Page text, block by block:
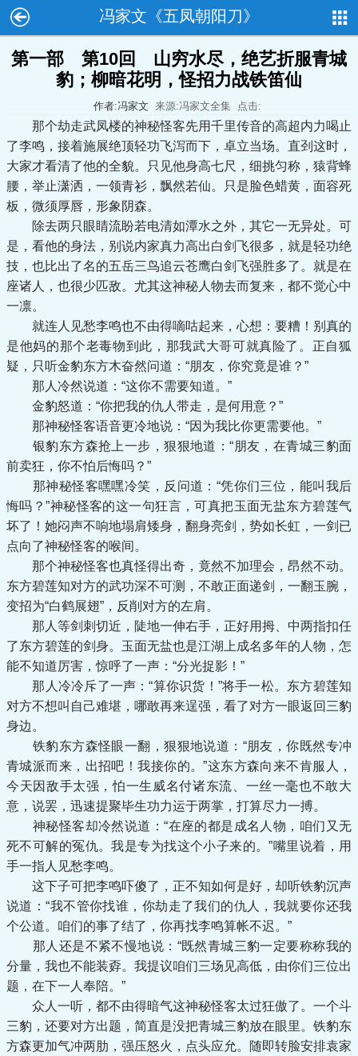
冯家文《五凤朝阳刀》
第一部 第10回 山穷水尽，绝艺折服青城
豹；柳暗花明，怪招力战铁笛仙
作者:冯家文 来源:冯家文全集 点击:
那个劫走武凤楼的神秘怪客先用千里传音的高超内力喝止
了李鸣，接着施展绝顶轻功飞泻而下，卓立当场。直刭这时，
大家才看清了他的全貌。只见他身高七尺，细挑匀称，猿背蜂
腰，举止潇洒，一领青衫，飘然若仙。只是脸色蜡黄，面容死
板，微须厚唇，形象阴森。
除去两只眼睛流盼若电清如潭水之外，其它一无异处。可
是，看他的身法，别说内家真力高出白剑飞很多，就是轻功绝
技，也比出了名的五岳三鸟追云苍鹰白剑飞强胜多了。就是在
座诸人，也很少匹敌。尤其这神秘人物去而复来，都不觉心中
一凛。
就连人见愁李鸣也不由得嘀咕起来，心想：要糟！别真的
是他妈的那个老毒物到此，那我武大哥可就真险了。正自狐
疑，只听金豹东方木奋然问道：“朋友，你究竟是谁？”
那人冷然说道：“这你不需要知道。”
金豹怒道：“你把我的仇人带走，是何用意？”
那神秘怪客语音更冷地说：“因为我比你更需要他。”
银豹东方森抢上一步，狠狠地道：“朋友，在青城三豹面
前卖狂，你不怕后悔吗？”
那神秘怪客嘿嘿冷笑，反问道：“凭你们三位，能叫我后
悔吗？”神秘怪客的这一句狂言，可真把玉面无盐东方碧莲气
坏了！她闷声不响地塌肩矮身，翻身亮剑，势如长虹，一剑已
点向了神秘怪客的喉间。
那个神秘怪客也真怪得出奇，竟然不加理会，昂然不动。
东方碧莲知对方的武功深不可测，不敢正面递剑，一翻玉腕，
变招为“白鹤展翅”，反削对方的左肩。
那人等剑刺切近，陡地一伸右手，正好用拇、中两指扣任
了东方碧莲的剑身。玉面无盐也是江湖上成名多年的人物，怎
能不知道厉害，惊呼了一声：“分光捉影！”
那人冷冷斥了一声：“算你识货！”将手一松。东方碧莲知
对方不想叫自己难堪，哪敢再来逞强，看了对方一眼返回三豹
身边。
铁豹东方森怪眼一翻，狠狠地说道：“朋友，你既然专冲
青城派而来，出招吧！我接你的。”这东方森向来不肯服人，
今天因敌手太强，怕一生威名付诸东流、一丝一毫也不敢大
意，说罢，迅速提聚毕生功力运于两掌，打算尽力一搏。
神秘怪客却冷然说道：“在座的都是成名人物，咱们又无
死不可解的冤仇。我是专为找这个小子来的。”嘴里说着，用
手一指人见愁李鸣。
这下子可把李鸣吓傻了，正不知如何是好，却听铁豹沉声
说道：“我不管你找谁，你劫走了我们的仇人，我就要你还我
个公道。咱们的事了结了，你再找李鸣算帐不迟。”
那人还是不紧不慢地说：“既然青城三豹一定要称称我的
分量，我也不能装孬。我提议咱们三场见高低，由你们三位出
题，在下一人奉陪。”
众人一听，都不由得暗气这神秘怪客太过狂傲了。一个斗
三豹，还要对方出题，简直是没把青城三豹放在眼里。铁豹东
方森更加气冲两肋，强压怒火，点头应允。随即转脸安排袁家